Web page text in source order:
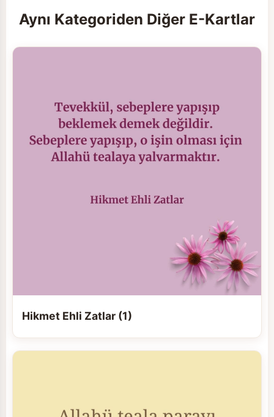
Aynı Kategoriden Diğer E-Kartlar
Hikmet Ehli Zatlar (1)